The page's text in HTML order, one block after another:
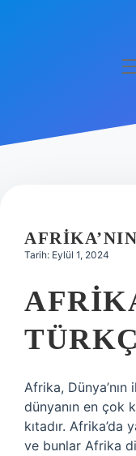
Politikası
Tarih: Eylül 1, 2024
Afrika, Dünya’nın
dünyanın en çok
kıtadır. Afrika’da
ve bunlar Afrika